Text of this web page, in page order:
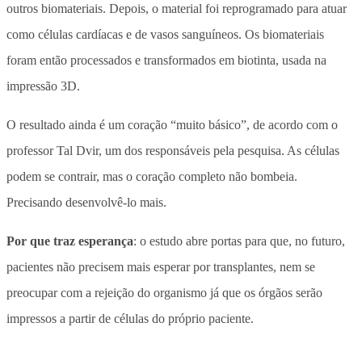
outros biomateriais. Depois, o material foi reprogramado para atuar
como células cardíacas e de vasos sanguíneos. Os biomateriais
foram então processados e transformados em biotinta, usada na
impressão 3D.
O resultado ainda é um coração “muito básico”, de acordo com o
professor Tal Dvir, um dos responsáveis pela pesquisa. As células
podem se contrair, mas o coração completo não bombeia.
Precisando desenvolvê-lo mais.
Por que traz esperança: o estudo abre portas para que, no futuro,
pacientes não precisem mais esperar por transplantes, nem se
preocupar com a rejeição do organismo já que os órgãos serão
impressos a partir de células do próprio paciente.